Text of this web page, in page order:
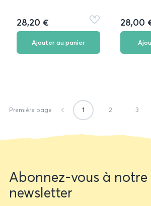
28,20 €
Ajouter
aux
Ajouter au panier
28,00
Première page 1 2 3
Newsletter
form
Abonnez-vous à notre
newsletter